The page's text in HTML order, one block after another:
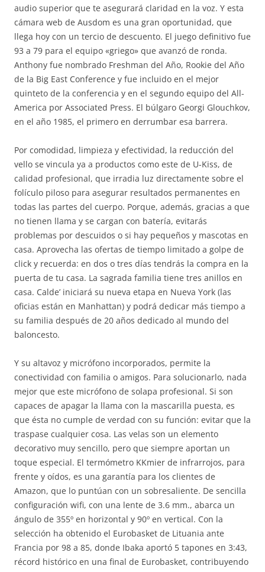
audio superior que te asegurará claridad en la voz. Y esta
cámara web de Ausdom es una gran oportunidad, que
llega hoy con un tercio de descuento. El juego definitivo fue
93 a 79 para el equipo «griego» que avanzó de ronda.
Anthony fue nombrado Freshman del Año, Rookie del Año
de la Big East Conference y fue incluido en el mejor
quinteto de la conferencia y en el segundo equipo del All-
America por Associated Press. El búlgaro Georgi Glouchkov,
en el año 1985, el primero en derrumbar esa barrera.
Por comodidad, limpieza y efectividad, la reducción del
vello se vincula ya a productos como este de U-Kiss, de
calidad profesional, que irradia luz directamente sobre el
folículo piloso para asegurar resultados permanentes en
todas las partes del cuerpo. Porque, además, gracias a que
no tienen llama y se cargan con batería, evitarás
problemas por descuidos o si hay pequeños y mascotas en
casa. Aprovecha las ofertas de tiempo limitado a golpe de
click y recuerda: en dos o tres días tendrás la compra en la
puerta de tu casa. La sagrada familia tiene tres anillos en
casa. Calde’ iniciará su nueva etapa en Nueva York (las
oficias están en Manhattan) y podrá dedicar más tiempo a
su familia después de 20 años dedicado al mundo del
baloncesto.
Y su altavoz y micrófono incorporados, permite la
conectividad con familia o amigos. Para solucionarlo, nada
mejor que este micrófono de solapa profesional. Si son
capaces de apagar la llama con la mascarilla puesta, es
que ésta no cumple de verdad con su función: evitar que la
traspase cualquier cosa. Las velas son un elemento
decorativo muy sencillo, pero que siempre aportan un
toque especial. El termómetro KKmier de infrarrojos, para
frente y oídos, es una garantía para los clientes de
Amazon, que lo puntúan con un sobresaliente. De sencilla
configuración wifi, con una lente de 3.6 mm., abarca un
ángulo de 355º en horizontal y 90º en vertical. Con la
selección ha obtenido el Eurobasket de Lituania ante
Francia por 98 a 85, donde Ibaka aportó 5 tapones en 3:43,
récord histórico en una final de Eurobasket, contribuyendo